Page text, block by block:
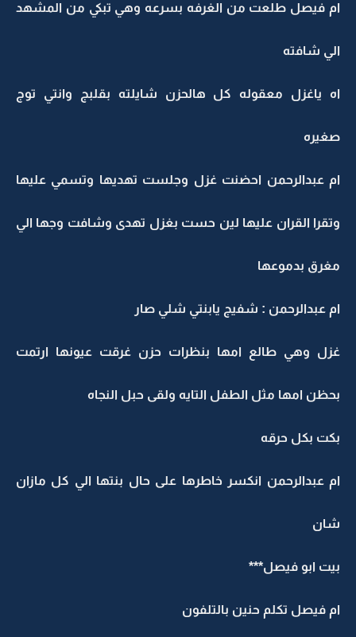
ام فيصل طلعت من الغرفه بسرعه وهي تبكي من المشهد
الي شافته
اه ياغزل معقوله كل هالحزن شايلته بقلبج وانتي توج
صغيره
ام عبدالرحمن احضنت غزل وجلست تهديها وتسمي عليها
وتقرا القران عليها لين حست بغزل تهدى وشافت وجها الي
مغرق بدموعها
ام عبدالرحمن : شفيج يابنتي شلي صار
غزل وهي طالع امها بنظرات حزن غرقت عيونها ارتمت
بحظن امها مثل الطفل التايه ولقى حبل النجاه
بكت بكل حرقه
ام عبدالرحمن انكسر خاطرها على حال بنتها الي كل مازان
شان
بيت ابو فيصل***
ام فيصل تكلم حنين بالتلفون